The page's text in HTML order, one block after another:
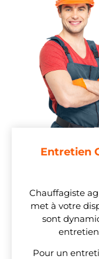
Entretien
Chauffagiste
met à votre
sont
Pour un